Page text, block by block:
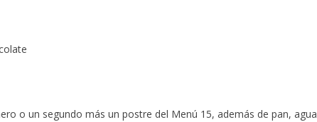
o un segundo más un postre del Menú 15, además de pan, agua